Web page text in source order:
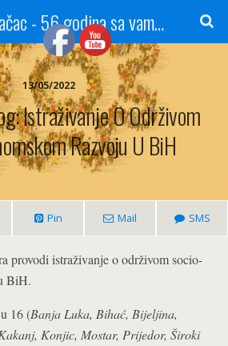
Radio Gradačac - 56 godina sa vama...
13/05/2022
Istraživanje O Održivom
Razvoju U BiH
Pin Mail SMS
provodi istraživanje o održivom socio-
BiH.
16 (Banja Luka, Bihać, Bijeljina,
Konjic, Mostar, Prijedor, Široki